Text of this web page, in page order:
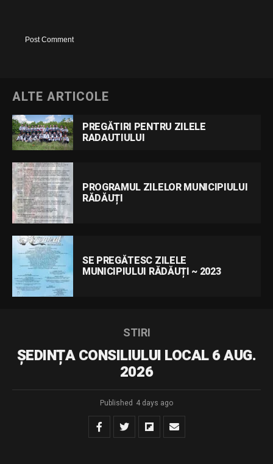
ALTE ARTICOLE
PREGĂTIRI PENTRU ZILELE
RADAUTIULUI
PROGRAMUL ZILELOR MUNICIPIULUI
RĂDĂUȚI
SE PREGĂTESC ZILELE
MUNICIPIULUI RĂDĂUȚI ~ 2023
STIRI
ȘEDINȚA CONSILIULUI LOCAL 6 AUG.
2026
Published 4 days ago